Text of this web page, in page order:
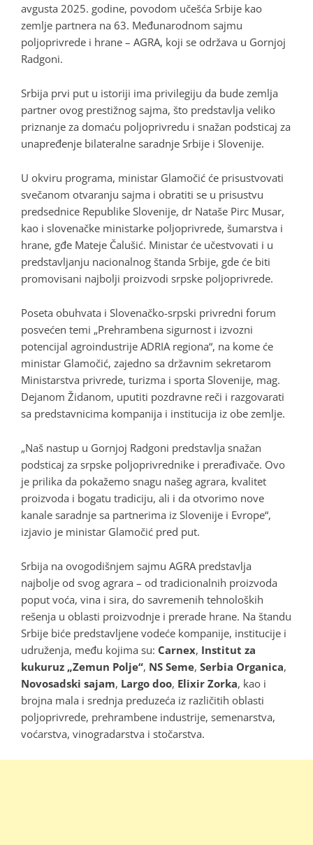
avgusta 2025. godine, povodom učešća Srbije kao
zemlje partnera na 63. Međunarodnom sajmu
poljoprivrede i hrane – AGRA, koji se održava u Gornjoj
Radgoni.
Srbija prvi put u istoriji ima privilegiju da bude zemlja
partner ovog prestižnog sajma, što predstavlja veliko
priznanje za domaću poljoprivredu i snažan podsticaj za
unapređenje bilateralne saradnje Srbije i Slovenije.
U okviru programa, ministar Glamočić će prisustvovati
svečanom otvaranju sajma i obratiti se u prisustvu
predsednice Republike Slovenije, dr Nataše Pirc Musar,
kao i slovenačke ministarke poljoprivrede, šumarstva i
hrane, gđe Mateje Čalušić. Ministar će učestvovati i u
predstavljanju nacionalnog štanda Srbije, gde će biti
promovisani najbolji proizvodi srpske poljoprivrede.
Poseta obuhvata i Slovenačko-srpski privredni forum
posvećen temi „Prehrambena sigurnost i izvozni
potencijal agroindustrije ADRIA regiona“, na kome će
ministar Glamočić, zajedno sa državnim sekretarom
Ministarstva privrede, turizma i sporta Slovenije, mag.
Dejanom Židanom, uputiti pozdravne reči i razgovarati
sa predstavnicima kompanija i institucija iz obe zemlje.
„Naš nastup u Gornjoj Radgoni predstavlja snažan
podsticaj za srpske poljoprivrednike i prerađivače. Ovo
je prilika da pokažemo snagu našeg agrara, kvalitet
proizvoda i bogatu tradiciju, ali i da otvorimo nove
kanale saradnje sa partnerima iz Slovenije i Evrope“,
izjavio je ministar Glamočić pred put.
Srbija na ovogodišnjem sajmu AGRA predstavlja
najbolje od svog agrara – od tradicionalnih proizvoda
poput voća, vina i sira, do savremenih tehnoloških
rešenja u oblasti proizvodnje i prerade hrane. Na štandu
Srbije biće predstavljene vodeće kompanije, institucije i
udruženja, među kojima su: Carnex, Institut za
kukuruz „Zemun Polje“, NS Seme, Serbia Organica,
Novosadski sajam, Largo doo, Elixir Zorka, kao i
brojna mala i srednja preduzeća iz različitih oblasti
poljoprivrede, prehrambene industrije, semenarstva,
voćarstva, vinogradarstva i stočarstva.